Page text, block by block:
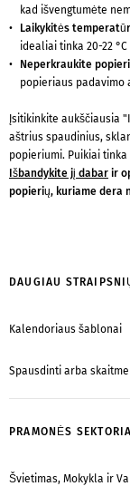
kad išvengtumėte
Laikykitės
idealiai tinka 20-22
Neperkraukite
popieriaus padavimo
Įsitikinkite aukščiausia
aštrius spaudinius,
popieriumi. Puikiai
Išbandykite jį dabar ir
popierių, kuriame dera
DAUGIAU
Kalendoriaus šablonai
Spausdinti arba
PRAMONĖS SEKTORIAI
Švietimas, Mokykla ir